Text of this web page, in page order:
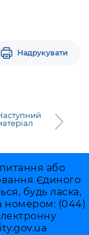
Надрукувати
або
Єдиного
будь ласка,
номером: (044)